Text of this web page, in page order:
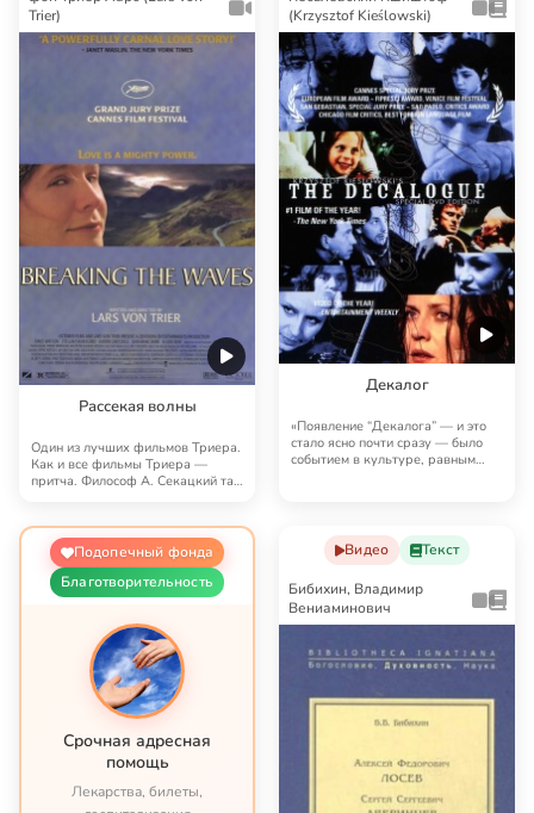
Trier)
Рассекая волны
Один из лучших фильмов Триера.
Как и все фильмы Триера —
притча. Философ А. Секацкий так
(Krzysztof Kieślowski)
Декалог
«Появление “Декалога” — и это
стало ясно почти сразу — было
событием в культуре, равным
Подопечный фонда
Благотворительность
Срочная адресная
помощь
Лекарства, билеты,
Видео Текст
Бибихин, Владимир
Вениаминович